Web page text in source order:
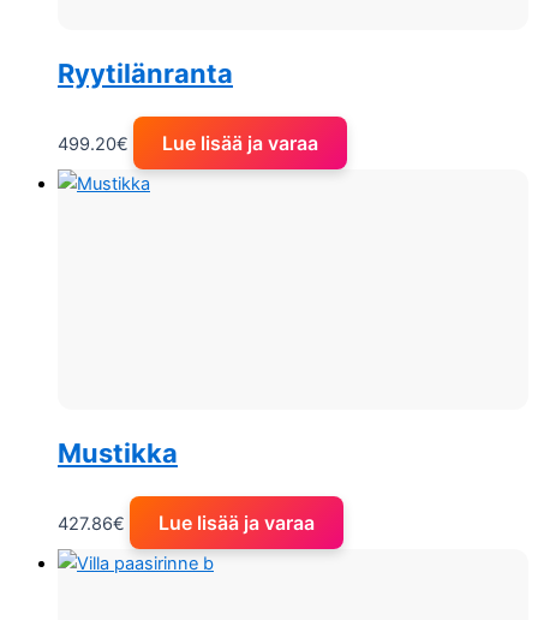
Ryytilänranta
499.20€ Lue lisää ja varaa
Mustikka
427.86€ Lue lisää ja varaa